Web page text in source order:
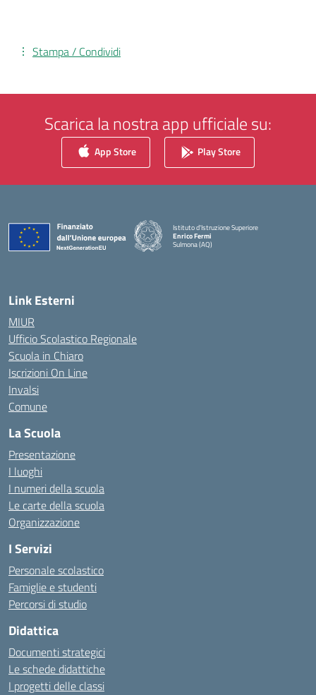
Stampa / Condividi
Scarica la nostra app ufficiale su:
App Store Play Store
Istituto d'Istruzione Superiore
Enrico Fermi
Sulmona (AQ)
— Visita la pagina iniziale della scuola
Link Esterni
MIUR
Ufficio Scolastico Regionale
Scuola in Chiaro
Iscrizioni On Line
Invalsi
Comune
La Scuola
Presentazione
I luoghi
I numeri della scuola
Le carte della scuola
Organizzazione
I Servizi
Personale scolastico
Famiglie e studenti
Percorsi di studio
Didattica
Documenti strategici
Le schede didattiche
I progetti delle classi